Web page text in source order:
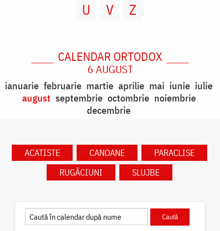
U
V Z
CALENDAR ORTODOX
6 AUGUST
ianuarie februarie martie aprilie mai iunie iulie
august septembrie octombrie noiembrie
decembrie
ACATISTE CANOANE
PARACLISE
RUGĂCIUNI
SLUJBE